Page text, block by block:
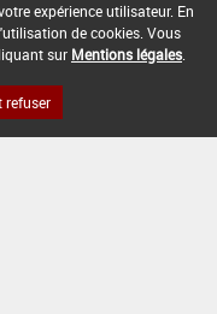
:
expérience utilisateur. En
de cookies. Vous
sur Mentions légales
refuser